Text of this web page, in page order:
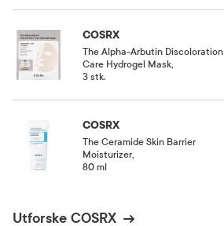
COSRX
The Alpha-Arbutin Discoloration
Care Hydrogel Mask
3 stk.
COSRX
The Ceramide Skin Barrier
Moisturizer
80 ml
Utforske COSRX